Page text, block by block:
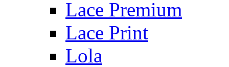
Lace Premium
Lace Print
Lola